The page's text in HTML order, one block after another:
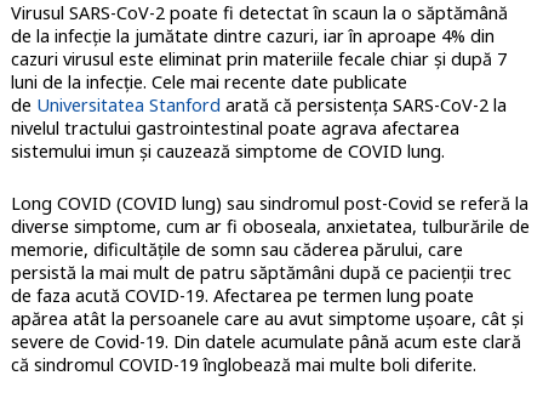
Virusul SARS-CoV-2 poate fi detectat în scaun la o săptămână
de la infecție la jumătate dintre cazuri, iar în aproape 4% din
cazuri virusul este eliminat prin materiile fecale chiar și după 7
luni de la infecție. Cele mai recente date publicate
de Universitatea Stanford arată că persistența SARS-CoV-2 la
nivelul tractului gastrointestinal poate agrava afectarea
sistemului imun și cauzează simptome de COVID lung.
Long COVID (COVID lung) sau sindromul post-Covid se referă la
diverse simptome, cum ar fi oboseala, anxietatea, tulburările de
memorie, dificultățile de somn sau căderea părului, care
persistă la mai mult de patru săptămâni după ce pacienții trec
de faza acută COVID-19. Afectarea pe termen lung poate
apărea atât la persoanele care au avut simptome ușoare, cât și
severe de Covid-19. Din datele acumulate până acum este clară
că sindromul COVID-19 înglobează mai multe boli diferite.